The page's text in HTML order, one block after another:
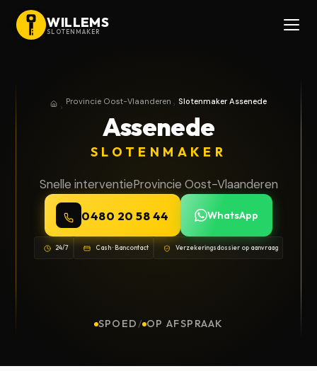
WILLEMS
SLOTENMAKER
HomeProvincie Oost-Vlaanderen
Provincie Oost-Vlaanderen Slotenmaker Assenede
Assenede
SLOTENMAKER
Snelle interventieProvincie Oost-Vlaanderen
0480 20 58 44 WhatsApp
24/7 Cash · Bancontact Verzekeringsdossier op aanvraag
SPOED / OP AFSPRAAK